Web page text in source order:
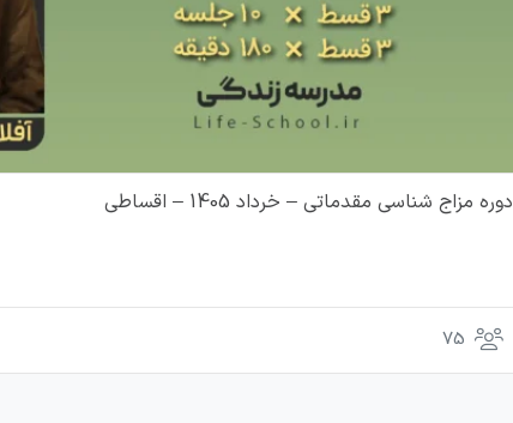
دوره مزاج شناسی مقدماتی – خرداد 1405 – اقساطی
75